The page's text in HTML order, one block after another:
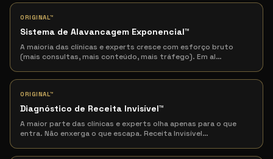
ORIGINAL™
Sistema de Alavancagem Exponencial™
A maioria das clínicas e experts cresce com esforço bruto
(mais consultas, mais conteúdo, mais tráfego). Em al…
ORIGINAL™
Diagnóstico de Receita Invisível™
A maior parte das clínicas e experts olha apenas para o que
entra. Não enxerga o que escapa. Receita Invisível…